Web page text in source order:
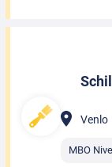
Venlo
MBO